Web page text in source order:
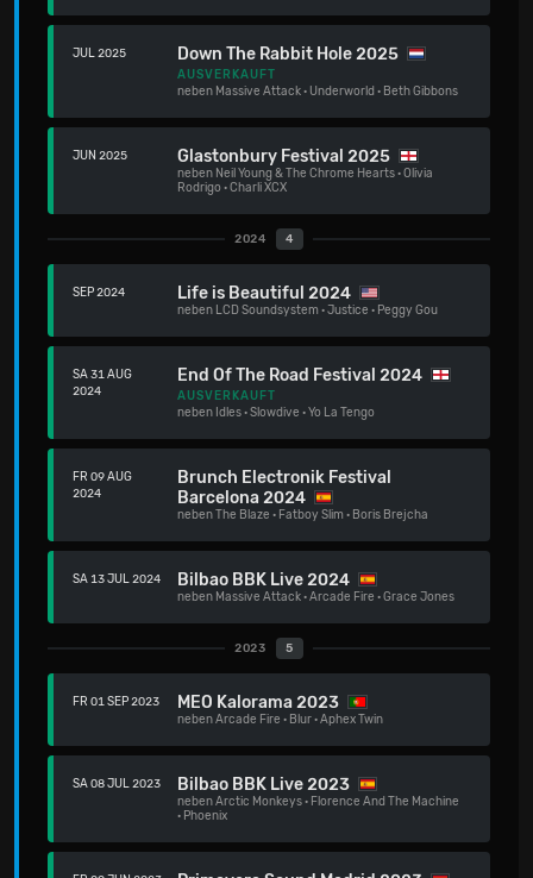
JUL 2025 Down The Rabbit Hole 2025
AUSVERKAUFT
neben Massive Attack· Underworld · Beth Gibbons
JUN 2025 Glastonbury Festival 2025
neben Neil Young & The Chrome Hearts·Olivia
Rodrigo ·Charli XCX
2024 4
SEP 2024 Life is Beautiful 2024
neben LCD Soundsystem ·Justice · Peggy Gou
SA 31 AUG
2024
End Of The Road Festival 2024
AUSVERKAUFT
neben Idles·Slowdive ·Yo La Tengo
FR 09 AUG
2024
Brunch Electronik Festival
Barcelona 2024
nebenThe Blaze · Fatboy Slim · Boris Brejcha
SA 13 JUL 2024 Bilbao BBK Live 2024
neben Massive Attack·Arcade Fire ·Grace Jones
2023 5
FR 01 SEP 2023 MEO Kalorama 2023
nebenArcade Fire · Blur·Aphex Twin
SA 08 JUL 2023 Bilbao BBK Live 2023
nebenArctic Monkeys· Florence And The Machine
· Phoenix